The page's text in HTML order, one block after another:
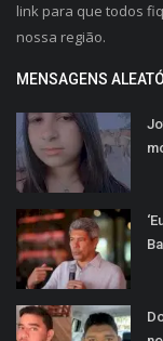
link para que todos
nossa região.
MENSAGENS